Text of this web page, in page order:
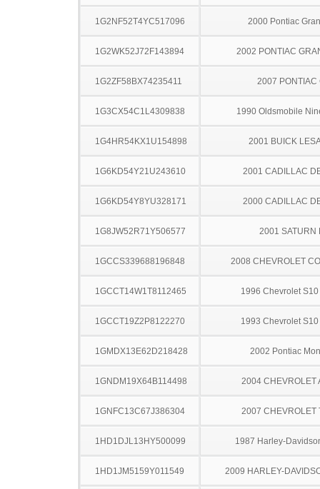
1G2NF52T4YC517096 2000 Pontiac
1G2WK52J72F143894 2002 PONTIAC
1G2ZF58BX74235411 2007 PONTIAC
1G3CX54C1L4309838 1990 Oldsmobile
1G4HR54KX1U154898 2001 BUICK
1G6KD54Y21U243610 2001 CADILLAC
1G6KD54Y8YU328171 2000 CADILLAC
1G8JW52R71Y506577 2001 SATURN
1GCCS339688196848 2008 CHEVROLET
1GCCT14W1T8112465 1996 Chevrolet
1GCCT19Z2P8122270 1993 Chevrolet
1GMDX13E62D218428 2002 Pontiac
1GNDM19X64B114498 2004 CHEVROLET
1GNFC13C67J386304 2007 CHEVROLET
1HD1DJL13HY500099 1987 Harley-
1HD1JM5159Y011549 2009 HARLEY-